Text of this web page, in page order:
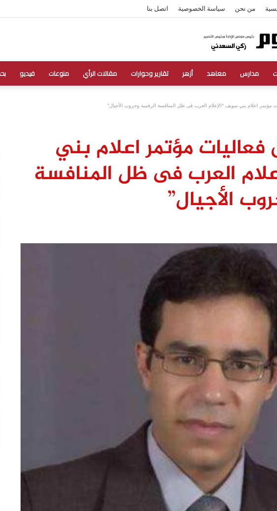
من نحن سياسة الخصوصية اتصل بنا
مدارس معاهد أزهر تقارير وحوارات مقالات الرأي منوعات فيديو
مؤتمر اعلام بني سويف “الإعلام العرب فى ظل المنافسة الرقمية وحروب الأجيال”
فعاليات مؤتمر اعلام بني
العرب فى ظل المنافسة
الأجيال”